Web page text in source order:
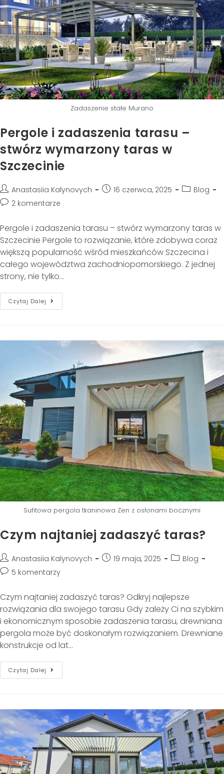
Zadaszenie stałe Murano
Pergole i zadaszenia tarasu –
stwórz wymarzony taras w
Szczecinie
Anastasiia Kalynovych 16 czerwca, 2025
Blog
2 komentarze
Pergole i zadaszenia tarasu – stwórz wymarzony taras w
Szczecinie Pergole to rozwiązanie, które zdobywa coraz
większą popularność wśród mieszkańców Szczecina i
całego województwa zachodniopomorskiego. Z jednej
strony, nie tylko…
Czytaj Dalej
Sufitowa pergola tkaninowa Zen z osłonami bocznymi
Czym najtaniej zadaszyć taras?
Anastasiia Kalynovych 19 maja, 2025
Blog
5 komentarzy
Czym najtaniej zadaszyć taras? Odkryj najlepsze
rozwiązania dla swojego tarasu Gdy zależy Ci na szybkim
i ekonomicznym sposobie zadaszenia tarasu, drewniana
pergola może być doskonałym rozwiązaniem. Drewniane
konstrukcje od lat…
Czytaj Dalej